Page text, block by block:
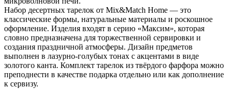
Набор десертных тарелок от Mix&Match Home — это
классические формы, натуральные материалы и роскошное
оформление. Изделия входят в серию «Максим», которая
словно предназначена для торжественной сервировки и
создания праздничной атмосферы. Дизайн предметов
выполнен в лазурно-голубых тонах с акцентами в виде
золотого канта. Комплект тарелок из твёрдого фарфора можно
преподнести в качестве подарка отдельно или как дополнение
к сервизу.